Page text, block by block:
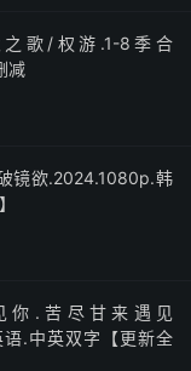
歌/权游.1-8季合
减
镜欲.2024.1080p.韩
你.苦尽甘来遇见
.中英双字【更新全